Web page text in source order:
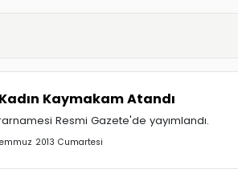
Kaymakam Atandı
Resmi Gazete'de yayımlandı.
2013 Cumartesi